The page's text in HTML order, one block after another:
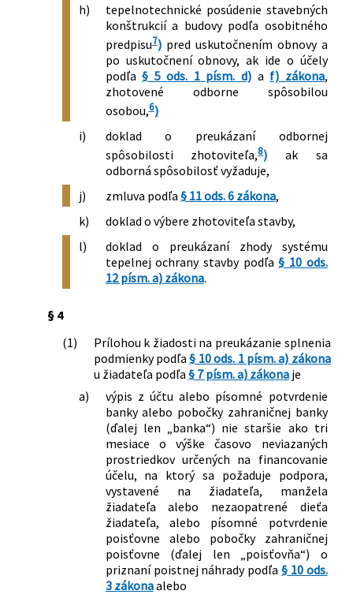
h)
tepelnotechnické posúdenie stavebných
konštrukcií a budovy podľa osobitného
predpisu7)pred uskutočnením obnovy a
po uskutočnení obnovy, ak ide o účely
podľa§ 5 ods. 1 písm. d) a f) zákona,
zhotovené odborne spôsobilou
osobou,6)
i)
doklad o preukázaní odbornej
spôsobilosti zhotoviteľa,8) ak sa
odborná spôsobilosť vyžaduje,
j)
zmluva podľa § 11 ods. 6 zákona,
k)
doklad o výbere zhotoviteľa stavby,
l)
doklad o preukázaní zhody systému
tepelnej ochrany stavby podľa§ 10 ods.
12 písm. a) zákona.
§ 4
(1)
Prílohou k žiadosti na preukázanie splnenia
podmienky podľa§ 10 ods. 1 písm. a) zákona
u žiadateľa podľa § 7 písm. a) zákonaje
a)
výpis z účtu alebo písomné potvrdenie
banky alebo pobočky zahraničnej banky
(ďalej len „banka“) nie staršie ako tri
mesiace o výške časovo neviazaných
prostriedkov určených na financovanie
účelu, na ktorý sa požaduje podpora,
vystavené na žiadateľa, manžela
žiadateľa alebo nezaopatrené dieťa
žiadateľa, alebo písomné potvrdenie
poisťovne alebo pobočky zahraničnej
poisťovne (ďalej len „poisťovňa“) o
priznaní poistnej náhrady podľa§ 10 ods.
3 zákonaalebo